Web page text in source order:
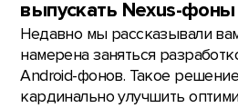
выпускать Nexus-фоны
Недавно мы рассказывали
намерена заняться
Android-фонов. Такое
кардинально улучшить